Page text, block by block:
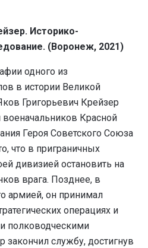
Историко-
(Воронеж, 2021)
одного из
в истории Великой
Григорьевич Крейзер
Красной
Героя Советского Союза
что в приграничных
дивизией остановить на
врага. Позднее, в
армией, он принимал
операциях и
полководческими
службу, достигнув